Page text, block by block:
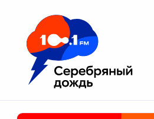
Москва 100.1 FM
Апатиты